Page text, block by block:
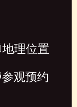
地理位置
参观预约